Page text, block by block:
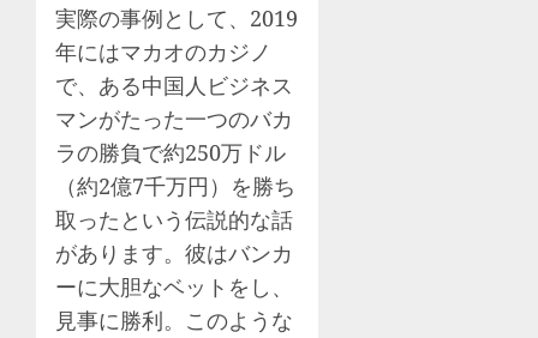
実際の事例として、2019
年にはマカオのカジノ
で、ある中国人ビジネス
マンがたった一つのバカ
ラの勝負で約250万ドル
（約2億7千万円）を勝ち
取ったという伝説的な話
があります。彼はバンカ
ーに大胆なベットをし、
見事に勝利。このような